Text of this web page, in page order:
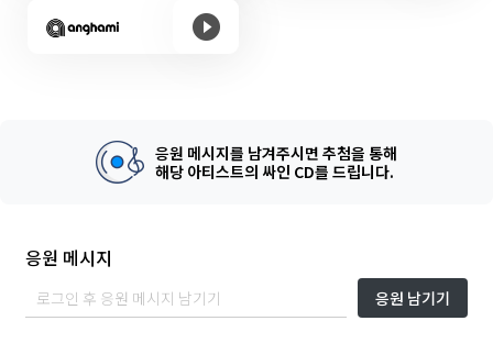
응원 메시지를 남겨주시면 추첨을 통해
해당 아티스트의 싸인 CD를 드립니다.
응원 메시지
응원 남기기